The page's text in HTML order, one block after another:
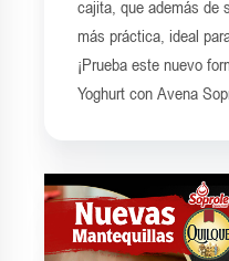
cajita, que además de
más práctica, ideal
¡Prueba este nuevo
Yoghurt con Avena